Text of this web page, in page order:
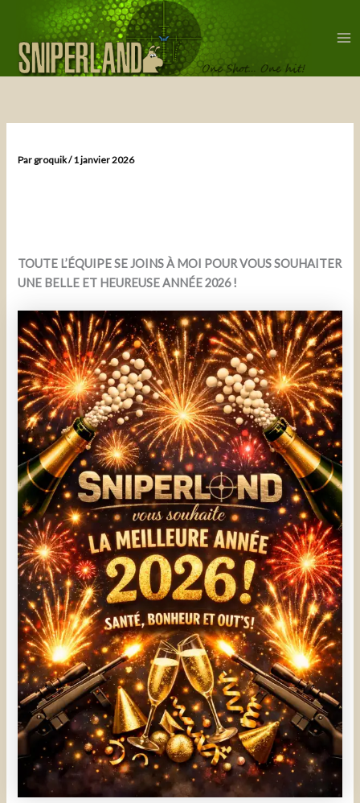
contenu
Pargroquik/1 janvier 2026
TOUTE L’ÉQUIPE SE JOINS À MOI POUR VOUS SOUHAITER
UNE BELLE ET HEUREUSE ANNÉE 2026 !